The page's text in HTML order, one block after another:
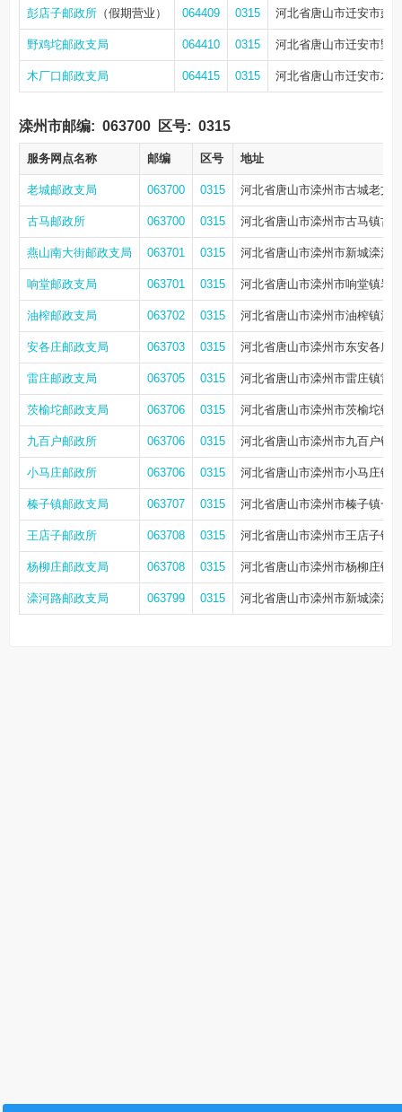
彭店子邮政所 （假期营业） 064409 0315 河北省唐山市迁安市彭
野鸡坨邮政支局 064410 0315 河北省唐山市迁安市野
木厂口邮政支局 064415 0315 河北省唐山市迁安市木
滦州市邮编: 063700 区号: 0315
服务网点名称 邮编 区号 地址
老城邮政支局 063700 0315 河北省唐山市滦州市古城老文
古马邮政所 063700 0315 河北省唐山市滦州市古马镇古
燕山南大街邮政支局 063701 0315 河北省唐山市滦州市新城滦河
响堂邮政支局 063701 0315 河北省唐山市滦州市响堂镇岩
油榨邮政支局 063702 0315 河北省唐山市滦州市油榨镇油
安各庄邮政支局 063703 0315 河北省唐山市滦州市东安各庄
雷庄邮政支局 063705 0315 河北省唐山市滦州市雷庄镇雷
茨榆坨邮政支局 063706 0315 河北省唐山市滦州市茨榆坨镇
九百户邮政所 063706 0315 河北省唐山市滦州市九百户镇
小马庄邮政所 063706 0315 河北省唐山市滦州市小马庄镇
榛子镇邮政支局 063707 0315 河北省唐山市滦州市榛子镇一
王店子邮政所 063708 0315 河北省唐山市滦州市王店子镇
杨柳庄邮政支局 063708 0315 河北省唐山市滦州市杨柳庄镇
滦河路邮政支局 063799 0315 河北省唐山市滦州市新城滦河